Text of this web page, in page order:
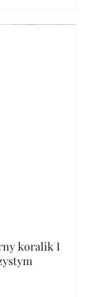
koralik I